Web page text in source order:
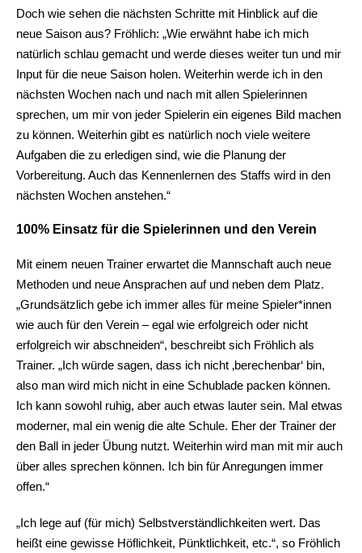
Doch wie sehen die nächsten Schritte mit Hinblick auf die
neue Saison aus? Fröhlich: „Wie erwähnt habe ich mich
natürlich schlau gemacht und werde dieses weiter tun und mir
Input für die neue Saison holen. Weiterhin werde ich in den
nächsten Wochen nach und nach mit allen Spielerinnen
sprechen, um mir von jeder Spielerin ein eigenes Bild machen
zu können. Weiterhin gibt es natürlich noch viele weitere
Aufgaben die zu erledigen sind, wie die Planung der
Vorbereitung. Auch das Kennenlernen des Staffs wird in den
nächsten Wochen anstehen.“
100% Einsatz für die Spielerinnen und den Verein
Mit einem neuen Trainer erwartet die Mannschaft auch neue
Methoden und neue Ansprachen auf und neben dem Platz.
„Grundsätzlich gebe ich immer alles für meine Spieler*innen
wie auch für den Verein – egal wie erfolgreich oder nicht
erfolgreich wir abschneiden“, beschreibt sich Fröhlich als
Trainer. „Ich würde sagen, dass ich nicht ‚berechenbar‘ bin,
also man wird mich nicht in eine Schublade packen können.
Ich kann sowohl ruhig, aber auch etwas lauter sein. Mal etwas
moderner, mal ein wenig die alte Schule. Eher der Trainer der
den Ball in jeder Übung nutzt. Weiterhin wird man mit mir auch
über alles sprechen können. Ich bin für Anregungen immer
offen.“
„Ich lege auf (für mich) Selbstverständlichkeiten wert. Das
heißt eine gewisse Höflichkeit, Pünktlichkeit, etc.“, so Fröhlich